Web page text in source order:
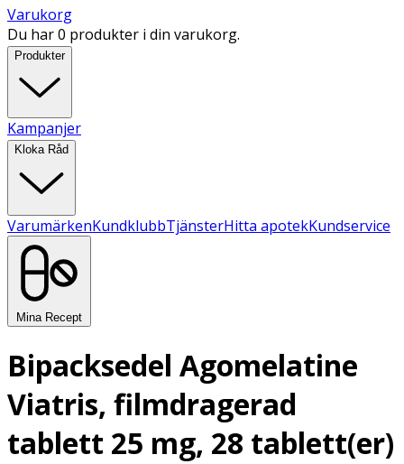
Varukorg
Du har 0 produkter i din varukorg.
Produkter
Kampanjer
Kloka Råd
VarumärkenKundklubbTjänsterHitta apotekKundservice
Mina Recept
Bipacksedel Agomelatine
Viatris, filmdragerad
tablett 25 mg, 28 tablett(er)